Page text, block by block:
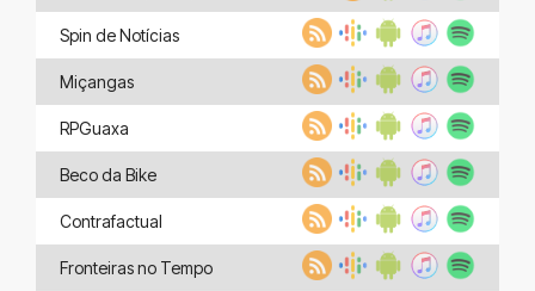
Spin de Notícias
Miçangas
RPGuaxa
Beco da Bike
Contrafactual
Fronteiras no Tempo